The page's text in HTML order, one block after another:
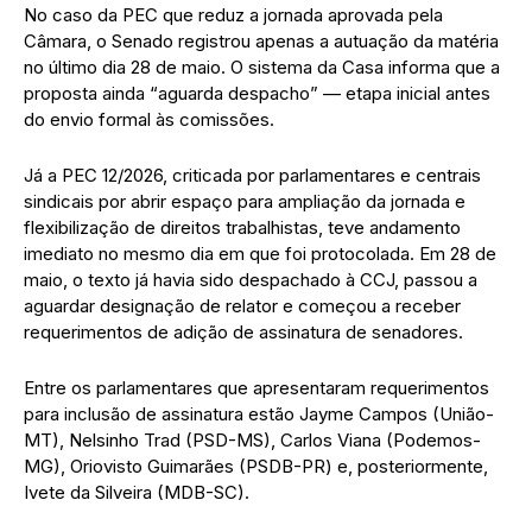
No caso da PEC que reduz a jornada aprovada pela
Câmara, o Senado registrou apenas a autuação da matéria
no último dia 28 de maio. O sistema da Casa informa que a
proposta ainda “aguarda despacho” — etapa inicial antes
do envio formal às comissões.
Já a PEC 12/2026, criticada por parlamentares e centrais
sindicais por abrir espaço para ampliação da jornada e
flexibilização de direitos trabalhistas, teve andamento
imediato no mesmo dia em que foi protocolada. Em 28 de
maio, o texto já havia sido despachado à CCJ, passou a
aguardar designação de relator e começou a receber
requerimentos de adição de assinatura de senadores.
Entre os parlamentares que apresentaram requerimentos
para inclusão de assinatura estão Jayme Campos (União-
MT), Nelsinho Trad (PSD-MS), Carlos Viana (Podemos-
MG), Oriovisto Guimarães (PSDB-PR) e, posteriormente,
Ivete da Silveira (MDB-SC).